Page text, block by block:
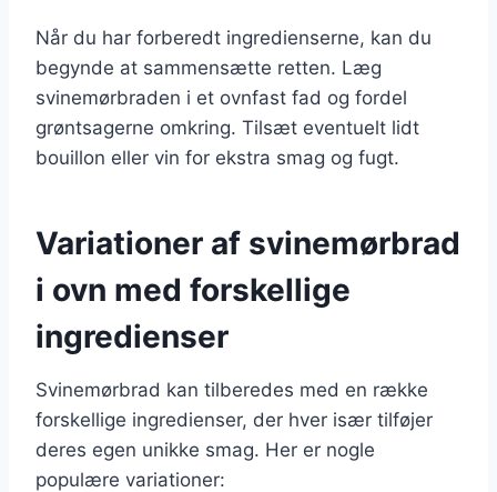
Når du har forberedt ingredienserne, kan du
begynde at sammensætte retten. Læg
svinemørbraden i et ovnfast fad og fordel
grøntsagerne omkring. Tilsæt eventuelt lidt
bouillon eller vin for ekstra smag og fugt.
Variationer af svinemørbrad
i ovn med forskellige
ingredienser
Svinemørbrad kan tilberedes med en række
forskellige ingredienser, der hver især tilføjer
deres egen unikke smag. Her er nogle
populære variationer: